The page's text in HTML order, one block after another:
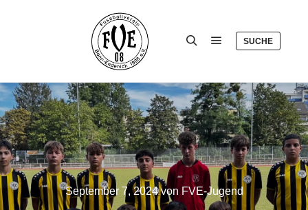
SUCHE
September 7, 2024von FVE-Jugend